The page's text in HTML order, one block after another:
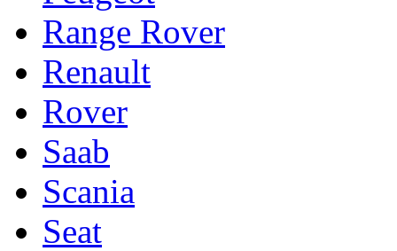
Range Rover
Renault
Rover
Saab
Scania
Seat